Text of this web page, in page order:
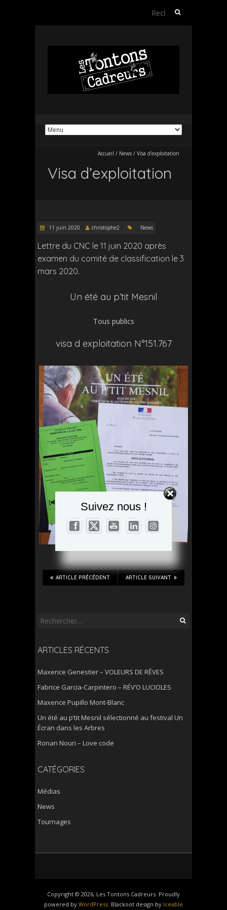
Rechercher :
Accueil / News / Visa d’exploitation
Visa d’exploitation
11 juin 2020 christophe2 News
Lettre du CNC le 11 juin 2020 après
examen du comité de classification le 3
mars 2020.
Un été au p’tit Mesnil
Tous publics
visa d exploitation N°151.767
ARTICLE SUIVANT
ARTICLE PRÉCÉDENT
Rechercher :
ARTICLES RÉCENTS
Maxence Genestier – VOLEURS DE RÊVES
Fabrice Garcia-Carpintero – RÉV’O LUCIOLES
Maxence Pupillo Mont-Blanc
Un été au p’tit Mesnil sélectionné au festival Un
Écran dans les Arbres
Ronan Nouri – Love code
CATÉGORIES
Médias
News
Tournages
Copyright © 2026, Les Tontons Cadreurs. Proudly
powered by WordPress . Blackoot design by Iceable
Suivez nous !
Set Youtube Channel ID